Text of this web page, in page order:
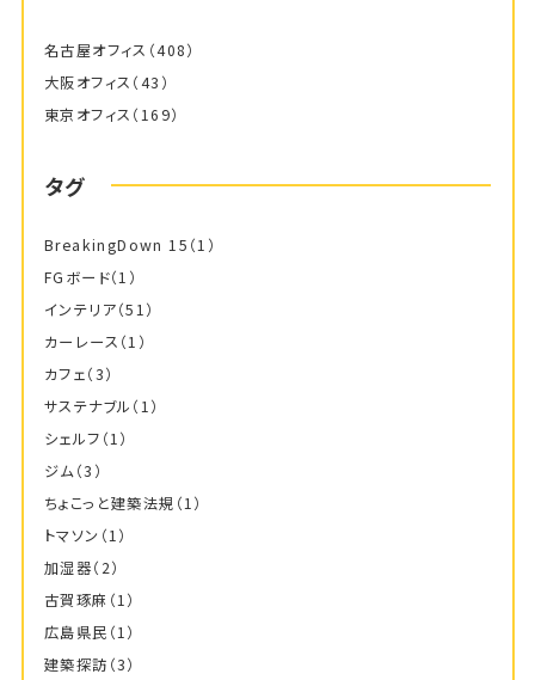
名古屋オフィス （408）
大阪オフィス （43）
東京オフィス （169）
タグ
BreakingDown 15 （1）
FGボード（1）
インテリア（51）
カーレース （1）
カフェ（3）
サステナブル （1）
シェルフ （1）
ジム（3）
ちょこっと建築法規 （1）
トマソン （1）
加湿器（2）
古賀琢麻 （1）
広島県民 （1）
建築探訪 （3）